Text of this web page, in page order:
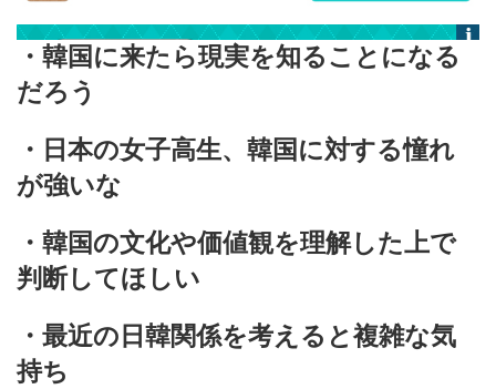
・韓国に来たら現実を知ることになる
だろう
・日本の女子高生、韓国に対する憧れ
が強いな
・韓国の文化や価値観を理解した上で
判断してほしい
・最近の日韓関係を考えると複雑な気
持ち